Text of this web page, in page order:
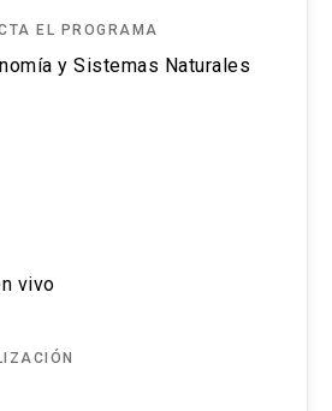
y autopilotos (guiado).
agropecuario.
EL PROGRAMA
y Sistemas Naturales
vivo